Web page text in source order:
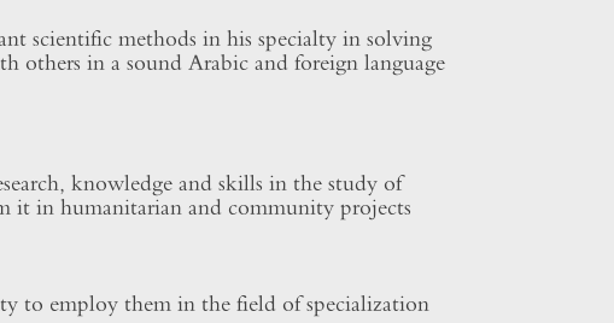
scientific methods in his specialty in solving
others in a sound Arabic and foreign language
knowledge and skills in the study of
it in humanitarian and community projects.
to employ them in the field of specialization.